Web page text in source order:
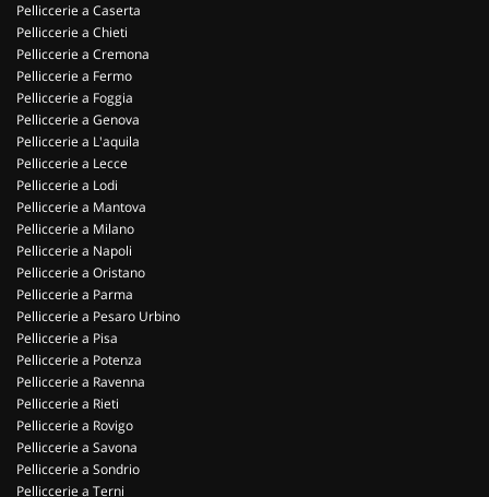
Pelliccerie a Caserta
Pelliccerie a Chieti
Pelliccerie a Cremona
Pelliccerie a Fermo
Pelliccerie a Foggia
Pelliccerie a Genova
Pelliccerie a L'aquila
Pelliccerie a Lecce
Pelliccerie a Lodi
Pelliccerie a Mantova
Pelliccerie a Milano
Pelliccerie a Napoli
Pelliccerie a Oristano
Pelliccerie a Parma
Pelliccerie a Pesaro Urbino
Pelliccerie a Pisa
Pelliccerie a Potenza
Pelliccerie a Ravenna
Pelliccerie a Rieti
Pelliccerie a Rovigo
Pelliccerie a Savona
Pelliccerie a Sondrio
Pelliccerie a Terni